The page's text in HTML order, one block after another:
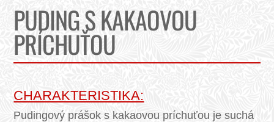
PUDING S KAKAOVOU
PRÍCHUŤOU
CHARAKTERISTIKA:
Pudingový prášok s kakaovou príchuťou je suchá